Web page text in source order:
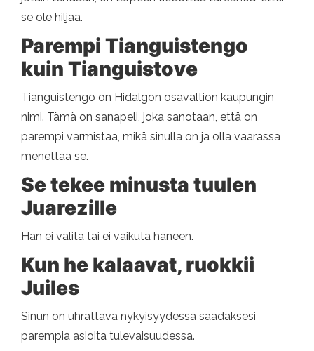
se ole hiljaa.
Parempi Tianguistengo
kuin Tianguistove
Tianguistengo on Hidalgon osavaltion kaupungin
nimi. Tämä on sanapeli, joka sanotaan, että on
parempi varmistaa, mikä sinulla on ja olla vaarassa
menettää se.
Se tekee minusta tuulen
Juarezille
Hän ei välitä tai ei vaikuta häneen.
Kun he kalaavat, ruokkii
Juiles
Sinun on uhrattava nykyisyydessä saadaksesi
parempia asioita tulevaisuudessa.